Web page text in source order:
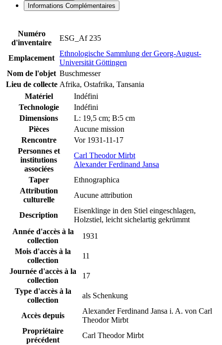
Informations Complémentaires
Numéro
d'inventaire
ESG_Af 235
Emplacement
Ethnologische Sammlung der Georg-August-
Universität Göttingen
Nom de l'objet Buschmesser
Lieu de collecte Afrika, Ostafrika, Tansania
Matériel
Indéfini
Technologie
Indéfini
Dimensions
L: 19,5 cm; B:5 cm
Pièces
Aucune mission
Rencontre
Vor 1931-11-17
Personnes et
institutions
associées
Carl Theodor Mirbt
Alexander Ferdinand Jansa
Taper
Ethnographica
Attribution
culturelle
Aucune attribution
Description
Eisenklinge in den Stiel eingeschlagen,
Holzstiel, leicht sichelartig gekrümmt
Année d'accès à la
collection
1931
Mois d'accès à la
collection
11
Journée d'accès à la
collection
17
Type d'accès à la
collection
als Schenkung
Accès depuis
Alexander Ferdinand Jansa i. A. von Carl
Theodor Mirbt
Propriétaire
précédent
Carl Theodor Mirbt